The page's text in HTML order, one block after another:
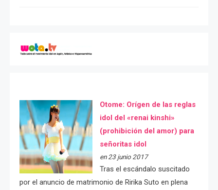
Otome: Orígen de las reglas
idol del «renai kinshi»
(prohibición del amor) para
señoritas idol
en 23 junio 2017
Tras el escándalo suscitado
por el anuncio de matrimonio de Ririka Suto en plena